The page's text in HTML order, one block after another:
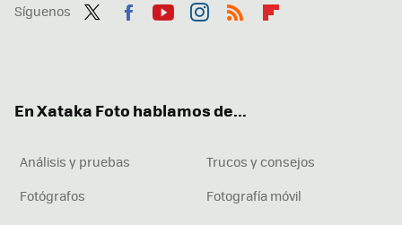
Síguenos
En Xataka Foto hablamos de...
Análisis y pruebas
Trucos y consejos
Fotógrafos
Fotografía móvil